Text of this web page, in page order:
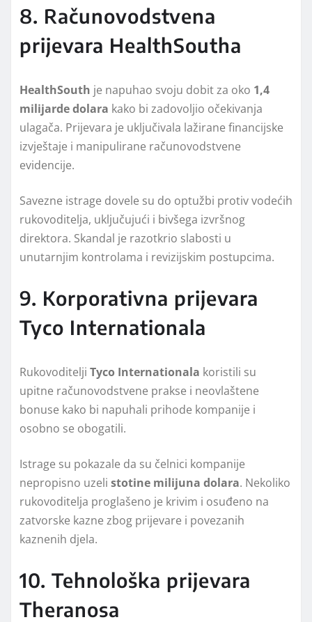
8. Računovodstvena
prijevara HealthSoutha
HealthSouth je napuhao svoju dobit za oko 1,4
milijarde dolara kako bi zadovoljio očekivanja
ulagača. Prijevara je uključivala lažirane financijske
izvještaje i manipulirane računovodstvene
evidencije.
Savezne istrage dovele su do optužbi protiv vodećih
rukovoditelja, uključujući i bivšega izvršnog
direktora. Skandal je razotkrio slabosti u
unutarnjim kontrolama i revizijskim postupcima.
9. Korporativna prijevara
Tyco Internationala
Rukovoditelji Tyco Internationala koristili su
upitne računovodstvene prakse i neovlaštene
bonuse kako bi napuhali prihode kompanije i
osobno se obogatili.
Istrage su pokazale da su čelnici kompanije
nepropisno uzeli stotine milijuna dolara. Nekoliko
rukovoditelja proglašeno je krivim i osuđeno na
zatvorske kazne zbog prijevare i povezanih
kaznenih djela.
10. Tehnološka prijevara
Theranosa